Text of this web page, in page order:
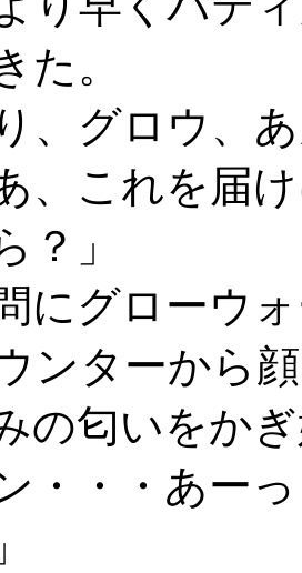
た。
、グロウ、
、これを届
？」
にグローウ
ンターから
の匂いをか
・・・あー